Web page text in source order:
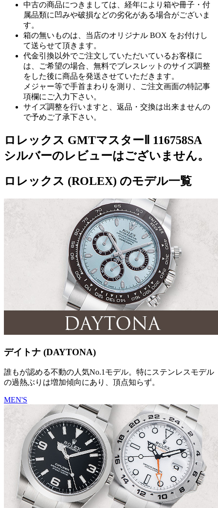
中古の商品につきましては、経年により箱や冊子・付
属品類に凹みや破損などの劣化がある場合がございま
す。
箱の無いものは、当店のオリジナル BOX をお付けし
て送らせて頂きます。
代金引換以外でご注文していただいているお客様に
は、ご希望の場合、無料でブレスレットのサイズ調整
をした後に商品を発送させていただきます。
メジャー等で手首まわりを測り、ご注文画面の特記事
項欄にご入力下さい。
サイズ調整を行いますと、返品・交換は出来ませんの
で予めご了承下さい。
ロレックス GMTマスターⅡ 116758SA
シルバーのレビューはございません。
ロレックス (ROLEX) のモデル一覧
デイトナ (DAYTONA)
誰もが認める不動の人気No.1モデル。特にステンレスモデル
の過熱ぶりは増加傾向にあり、頂点知らず。
MEN'S